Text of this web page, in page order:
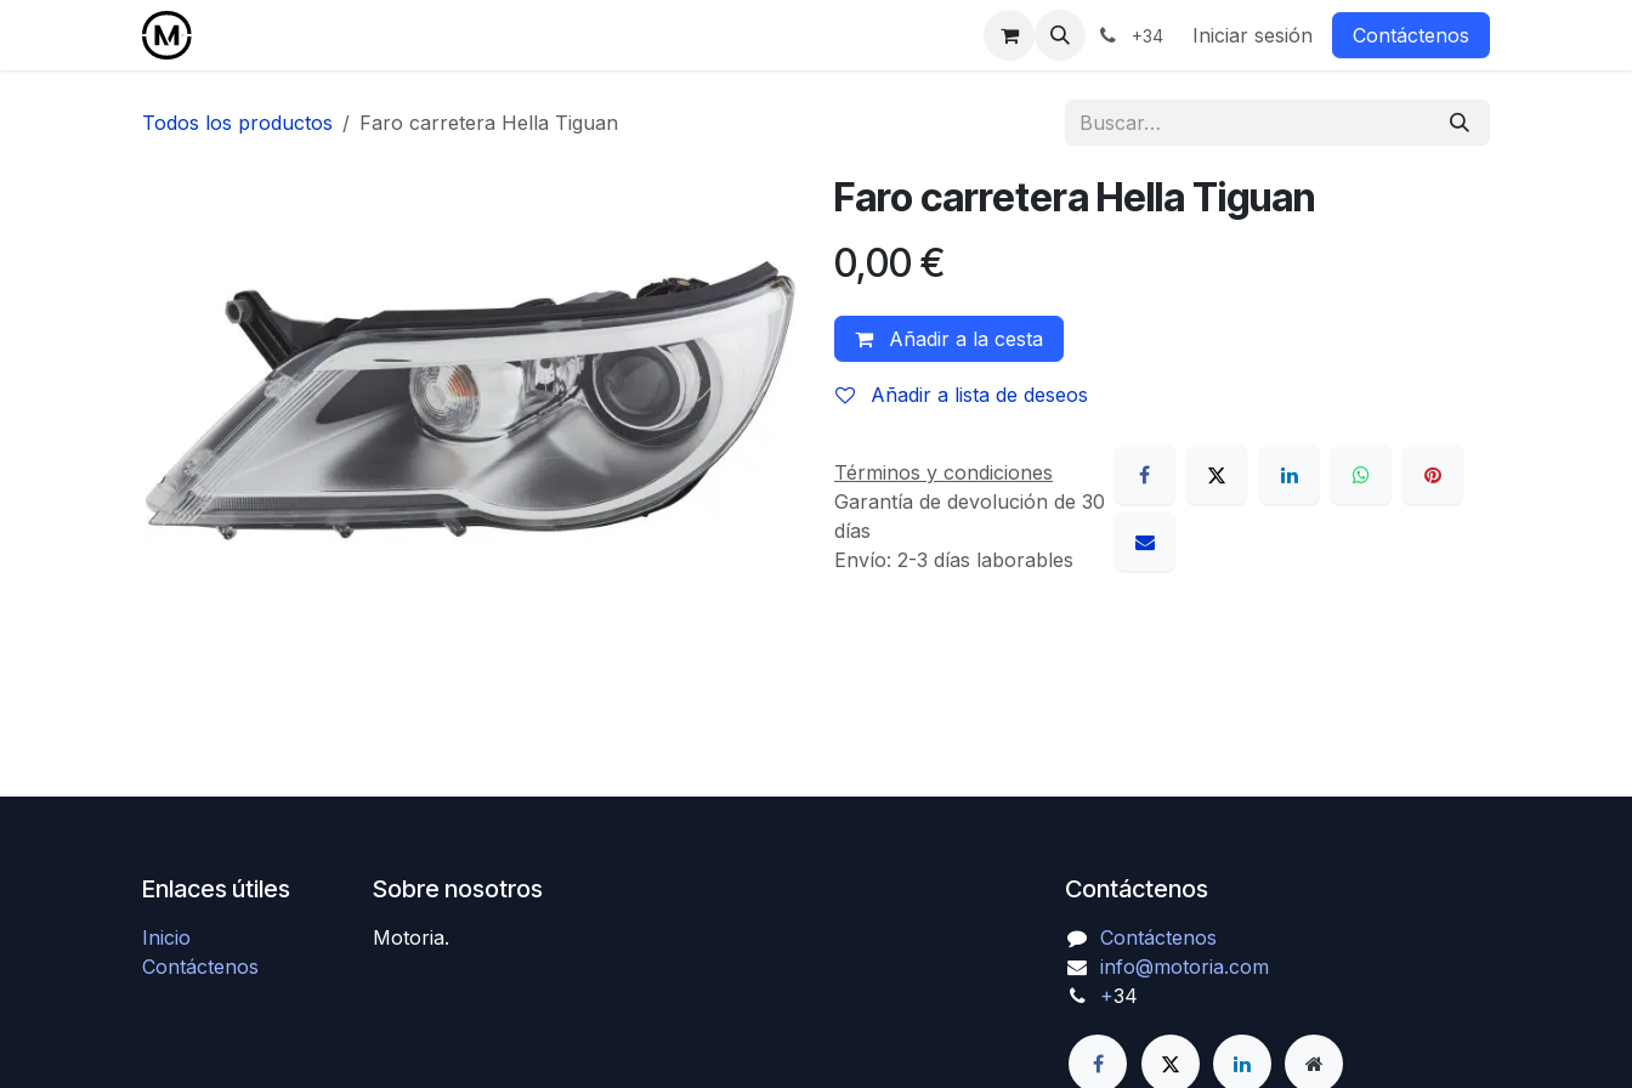
+34 Iniciar sesión Contáctenos
Todos los productos Faro carretera Hella Tiguan
Faro carretera Hella Tiguan
0,00 €
Añadir a la cesta
Añadir a lista de deseos
Términos y condiciones
Garantía de devolución de 30
días
Envío: 2-3 días laborables
Enlaces útiles
Inicio
Contáctenos
Sobre nosotros
Motoria.
Contáctenos
Contáctenos
info@motoria.com
+34